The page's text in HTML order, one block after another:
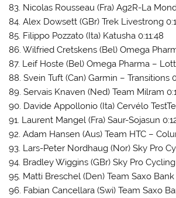
83. Nicolas Rousseau (Fra) Ag2R-La
84. Alex Dowsett (GBr) Trek Livestrong
85. Filippo Pozzato (Ita) Katusha 0:11:48
86. Wilfried Cretskens (Bel) Omega
87. Leif Hoste (Bel) Omega Pharma –
88. Svein Tuft (Can) Garmin – Transitions
89. Servais Knaven (Ned) Team Milram
90. Davide Appollonio (Ita) Cervélo
91. Laurent Mangel (Fra) Saur-Sojasun
92. Adam Hansen (Aus) Team HTC –
93. Lars-Peter Nordhaug (Nor) Sky Pro
94. Bradley Wiggins (GBr) Sky Pro
95. Matti Breschel (Den) Team Saxo Bank
96. Fabian Cancellara (Swi) Team Saxo